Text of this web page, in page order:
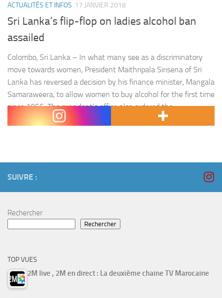
ACTUALITÉS ET INFOS 17 JANVIER 2018
Sri Lanka’s flip-flop on ladies alcohol ban
assailed
Colombo, Sri Lanka – In what many see as a discriminatory
move towards women, President Maithripala Sirisena of Sri
Lanka has reversed a decision by his finance minister, Mangala
Samaraweera, to allow women to buy alcohol for the first time
since 1955. The president’s office also ordered the
cancellation of the gazette notifications from the…
SUIVRE :
Rechercher
Rechercher
TOP VUES
2M live , 2M en direct : La deuxième chaine TV Marocaine